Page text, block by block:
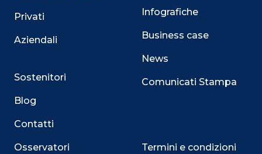
Privati
Aziendali
Sostenitori
Blog
Contatti
Osservatori
Infografiche
Business case
News
Comunicati Stampa
Termini e condizioni